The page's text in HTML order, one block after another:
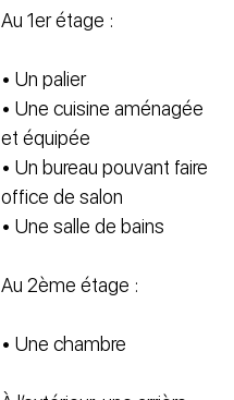
Au 1er étage :
• Un palier
• Une cuisine aménagée
et équipée
• Un bureau pouvant faire
office de salon
• Une salle de bains
Au 2ème étage :
• Une chambre